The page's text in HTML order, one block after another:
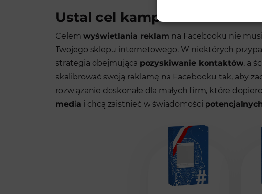
Ustal cel kampanii
Celem wyświetlania reklam na Facebooku nie
Twojego sklepu internetowego. W niektórych
strategia obejmująca pozyskiwanie kontaktów, a
skalibrować swoją reklamę na Facebooku tak, aby
rozwiązanie doskonałe dla małych firm, które
media i chcą zaistnieć w świadomości